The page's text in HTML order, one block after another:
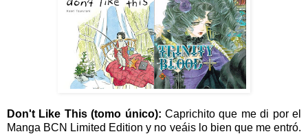
Don't Like This (tomo único): Caprichito que me di por el
Manga BCN Limited Edition y no veáis lo bien que me entró.